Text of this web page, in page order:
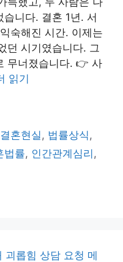
니다. 결혼 1년. 서
숙해진 시간. 이제는
던 시기였습니다. 그
무너졌습니다. 👉 사
읽기
결혼현실, 법률상식,
법률, 인간관계심리 ,
괴롭힘 상담 요청 메